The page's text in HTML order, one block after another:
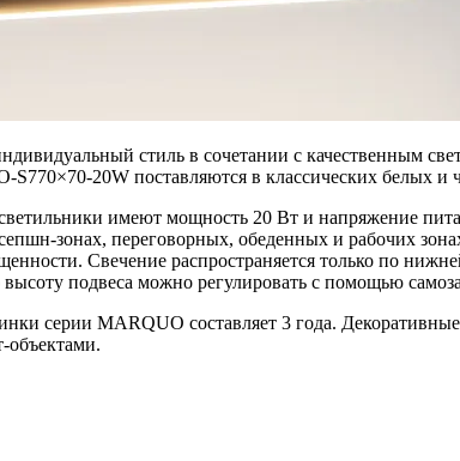
стиль в сочетании с качественным
20W поставляются в классических белых и
имеют мощность 20 Вт и напряжение
зонах, переговорных, обеденных и рабочих
Свечение распространяется только по
подвеса можно регулировать с помощью
серии MARQUO составляет 3 года.
объектами.